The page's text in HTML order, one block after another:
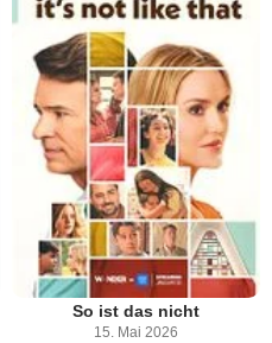
So ist das nicht
15. Mai 2026